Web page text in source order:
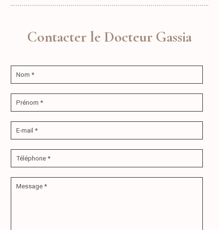
Contacter le Docteur Gassia